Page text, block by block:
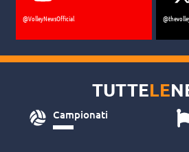
@VolleyNewsOfficial
TUTTELE
Campionati